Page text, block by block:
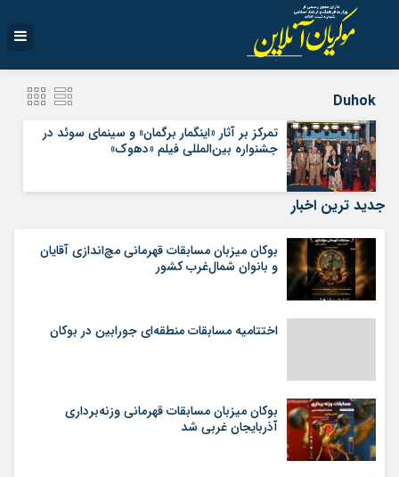
Duhok
تمرکز بر آثار «اینگمار برگمان» و سینمای سوئد در
جشنواره بین‌المللی فیلم «دهوک»
جدید ترین اخبار
بوکان میزبان مسابقات قهرمانی مچ‌اندازی آقایان
و بانوان شمال‌غرب کشور
اختتامیه مسابقات منطقه‌ای جورابین در بوکان
بوکان میزبان مسابقات قهرمانی وزنه‌برداری
آذربایجان غربی شد